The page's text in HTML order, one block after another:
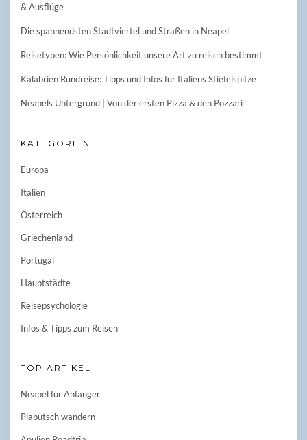
& Ausflüge
Die spannendsten Stadtviertel und Straßen in Neapel
Reisetypen: Wie Persönlichkeit unsere Art zu reisen bestimmt
Kalabrien Rundreise: Tipps und Infos für Italiens Stiefelspitze
Neapels Untergrund | Von der ersten Pizza & den Pozzari
KATEGORIEN
Europa
Italien
Österreich
Griechenland
Portugal
Hauptstädte
Reisepsychologie
Infos & Tipps zum Reisen
TOP ARTIKEL
Neapel für Anfänger
Plabutsch wandern